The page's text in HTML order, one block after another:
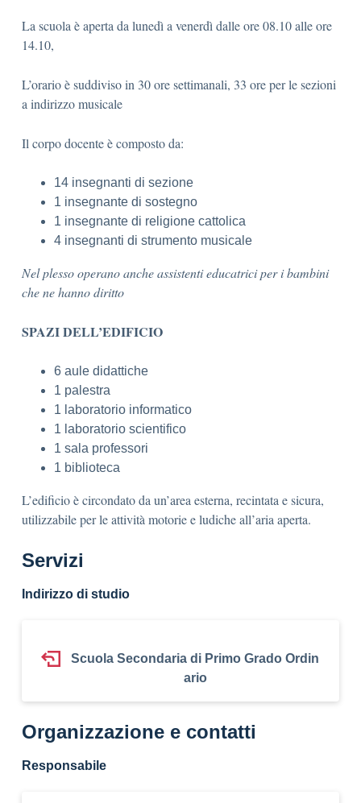
La scuola è aperta da lunedì a venerdì dalle ore 08.10 alle ore
14.10,
L’orario è suddiviso in 30 ore settimanali, 33 ore per le sezioni
a indirizzo musicale
Il corpo docente è composto da:
14 insegnanti di sezione
1 insegnante di sostegno
1 insegnante di religione cattolica
4 insegnanti di strumento musicale
Nel plesso operano anche assistenti educatrici per i bambini
che ne hanno diritto
SPAZI DELL’EDIFICIO
6 aule didattiche
1 palestra
1 laboratorio informatico
1 laboratorio scientifico
1 sala professori
1 biblioteca
L’edificio è circondato da un’area esterna, recintata e sicura,
utilizzabile per le attività motorie e ludiche all’aria aperta.
Servizi
Indirizzo di studio
Scuola Secondaria di Primo Grado Ordin
ario
Organizzazione e contatti
Responsabile